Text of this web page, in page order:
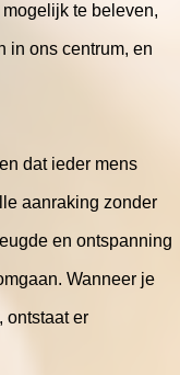
te beleven,
in ons centrum, en
dat ieder mens
aanraking zonder
en ontspanning
Wanneer je
ontstaat er